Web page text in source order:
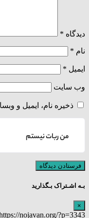
دیدگاه *
نام *
ایمیل *
وب‌ سایت
ذخیره نام، ایمیل و
من ربات نیستم
بـه اشـتراک بـگذارید
×
nojavan.org/?p=3343